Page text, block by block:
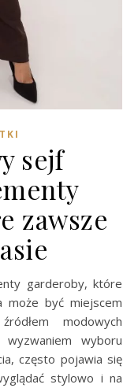
sejf
zawsze
może być miejscem
modowych
wyboru
często pojawia się
stylowo i na